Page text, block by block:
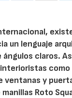
un lenguaje
ángulos claros.
como
ventanas y
Roto